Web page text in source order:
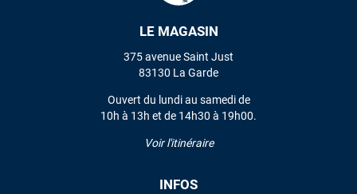
LE MAGASIN
375 avenue Saint Just
83130 La Garde
Ouvert du lundi au samedi de
10h à 13h et de 14h30 à 19h00.
Voir l'itinéraire
INFOS
VOIR TOUS LES AVIS
LAISSER UN AVIS